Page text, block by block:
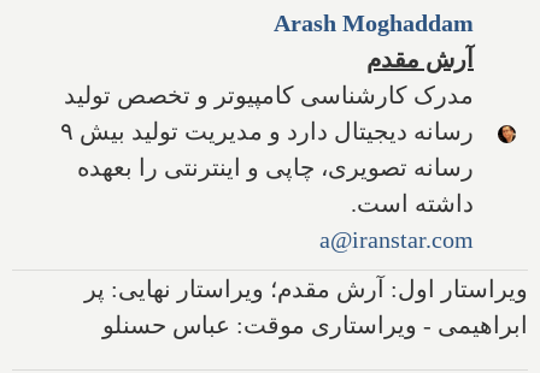
Arash Moghaddam
آرش مقدم
مدرک کارشناسی کامپیوتر و تخصص تولید
رسانه دیجیتال دارد و مدیریت تولید بیش ۹
رسانه تصویری، چاپی و اینترنتی را بعهده
داشته است.
a@iranstar.com
ویراستار اول: آرش مقدم؛ ویراستار نهایی: پر
ابراهیمی - ویراستاری موقت: عباس حسنلو